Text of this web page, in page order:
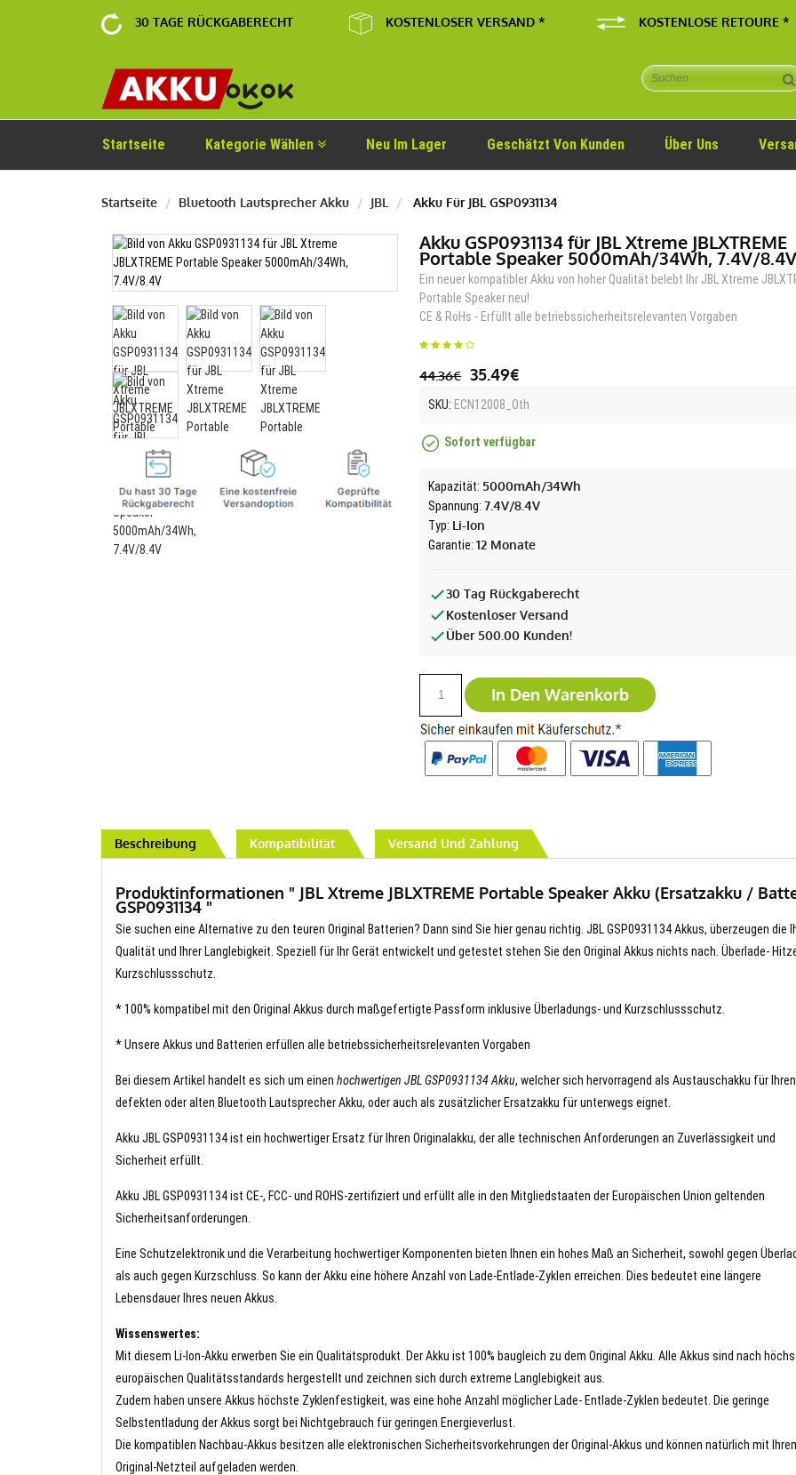
30 TAGE RÜCKGABERECHT KOSTENLOSER VERSAND * KOSTENLOSE RETOURE *
Startseite Kategorie Wählen Neu Im Lager Geschätzt Von Kunden Über Uns
Startseite Bluetooth Lautsprecher Akku JBL Akku Für JBL GSP0931134
Akku GSP0931134 für JBL Xtreme JBLXTREME
Portable Speaker 5000mAh/34Wh, 7.4V/8.4V
Ein neuer kompatibler Akku von hoher Qualität belebt Ihr JBL Xtreme
Portable Speaker neu!
CE & RoHs - Erfüllt alle betriebssicherheitsrelevanten Vorgaben
44.36€ 35.49€
SKU: ECN12008_Oth
Sofort verfügbar
Kapazität: 5000mAh/34Wh
Spannung:7.4V/8.4V
Typ: Li-Ion
Garantie:12 Monate
30 Tag Rückgaberecht
Kostenloser Versand
Über 500.00 Kunden!
In Den Warenkorb
Beschreibung Kompatibilität Versand Und Zahlung
Produktinformationen " JBL Xtreme JBLXTREME Portable Speaker Akku (Ersatzakku /
GSP0931134 "
Sie suchen eine Alternative zu den teuren Original Batterien? Dann sind Sie hier genau richtig. JBL GSP0931134 Akkus, überzeugen die
Qualität und Ihrer Langlebigkeit. Speziell für Ihr Gerät entwickelt und getestet stehen Sie den Original Akkus nichts nach. Überlade-
Kurzschlussschutz.
* 100% kompatibel mit den Original Akkus durch maßgefertigte Passform inklusive Überladungs- und Kurzschlussschutz.
* Unsere Akkus und Batterien erfüllen alle betriebssicherheitsrelevanten Vorgaben
Bei diesem Artikel handelt es sich um einen hochwertigen JBL GSP0931134 Akku, welcher sich hervorragend als Austauschakku für Ihren
defekten oder alten Bluetooth Lautsprecher Akku, oder auch als zusätzlicher Ersatzakku für unterwegs eignet.
Akku JBL GSP0931134 ist ein hochwertiger Ersatz für Ihren Originalakku, der alle technischen Anforderungen an Zuverlässigkeit und
Sicherheit erfüllt.
Akku JBL GSP0931134 ist CE-, FCC- und ROHS-zertifiziert und erfüllt alle in den Mitgliedstaaten der Europäischen Union geltenden
Sicherheitsanforderungen.
Eine Schutzelektronik und die Verarbeitung hochwertiger Komponenten bieten Ihnen ein hohes Maß an Sicherheit, sowohl gegen
als auch gegen Kurzschluss. So kann der Akku eine höhere Anzahl von Lade-Entlade-Zyklen erreichen. Dies bedeutet eine längere
Lebensdauer Ihres neuen Akkus.
Wissenswertes:
Mit diesem Li-Ion-Akku erwerben Sie ein Qualitätsprodukt. Der Akku ist 100% baugleich zu dem Original Akku. Alle Akkus sind nach
europäischen Qualitätsstandards hergestellt und zeichnen sich durch extreme Langlebigkeit aus.
Zudem haben unsere Akkus höchste Zyklenfestigkeit, was eine hohe Anzahl möglicher Lade- Entlade-Zyklen bedeutet. Die geringe
Selbstentladung der Akkus sorgt bei Nichtgebrauch für geringen Energieverlust.
Die kompatiblen Nachbau-Akkus besitzen alle elektronischen Sicherheitsvorkehrungen der Original-Akkus und können natürlich mit
Original-Netzteil aufgeladen werden.